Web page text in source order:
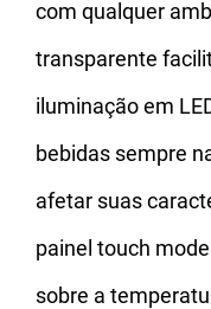
com qualquer
transparente
iluminação em
bebidas sempre
afetar suas
painel touch
sobre a